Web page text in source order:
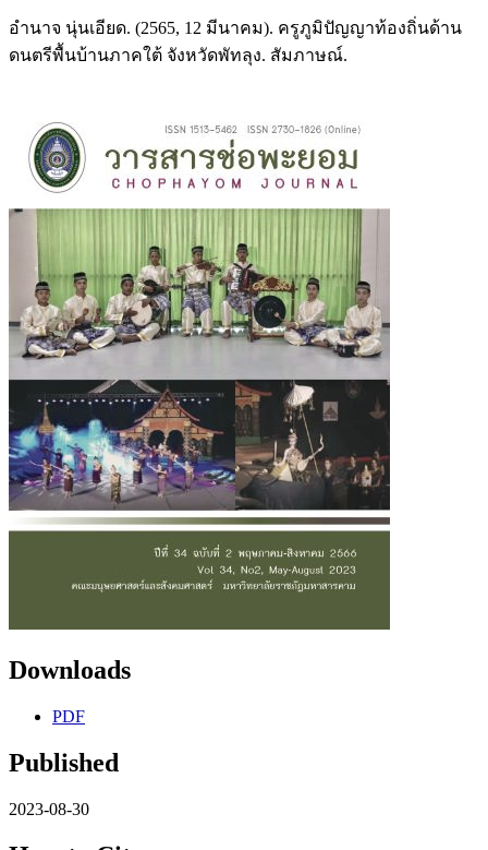
อำนาจ นุ่นเอียด. (2565, 12 มีนาคม). ครูภูมิปัญญาท้องถิ่นด้าน
ดนตรีพื้นบ้านภาคใต้ จังหวัดพัทลุง. สัมภาษณ์.
Downloads
PDF
Published
2023-08-30